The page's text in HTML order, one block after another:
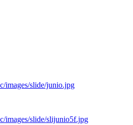
images/slide/junio.jpg
images/slide/slijunio5f.jpg